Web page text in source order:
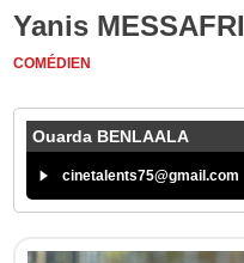
Yanis MESSAFRI
COMÉDIEN
Ouarda BENLAALA
cinetalents75@gmail.com